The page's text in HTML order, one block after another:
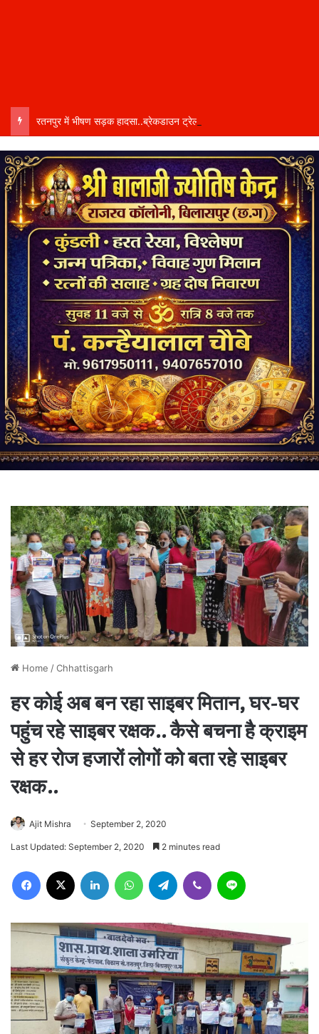
Home /Chhattisgarh
हर कोई अब बन रहा साइबर मितान, घर-घर
पहुंच रहे साइबर रक्षक.. कैसे बचना है क्राइम
से हर रोज हजारों लोगों को बता रहे साइबर
रक्षक..
Ajit Mishra September 2, 2020
Last Updated: September 2, 2020 2 minutes read
Facebook LinkedIn WhatsAppTelegram Viber